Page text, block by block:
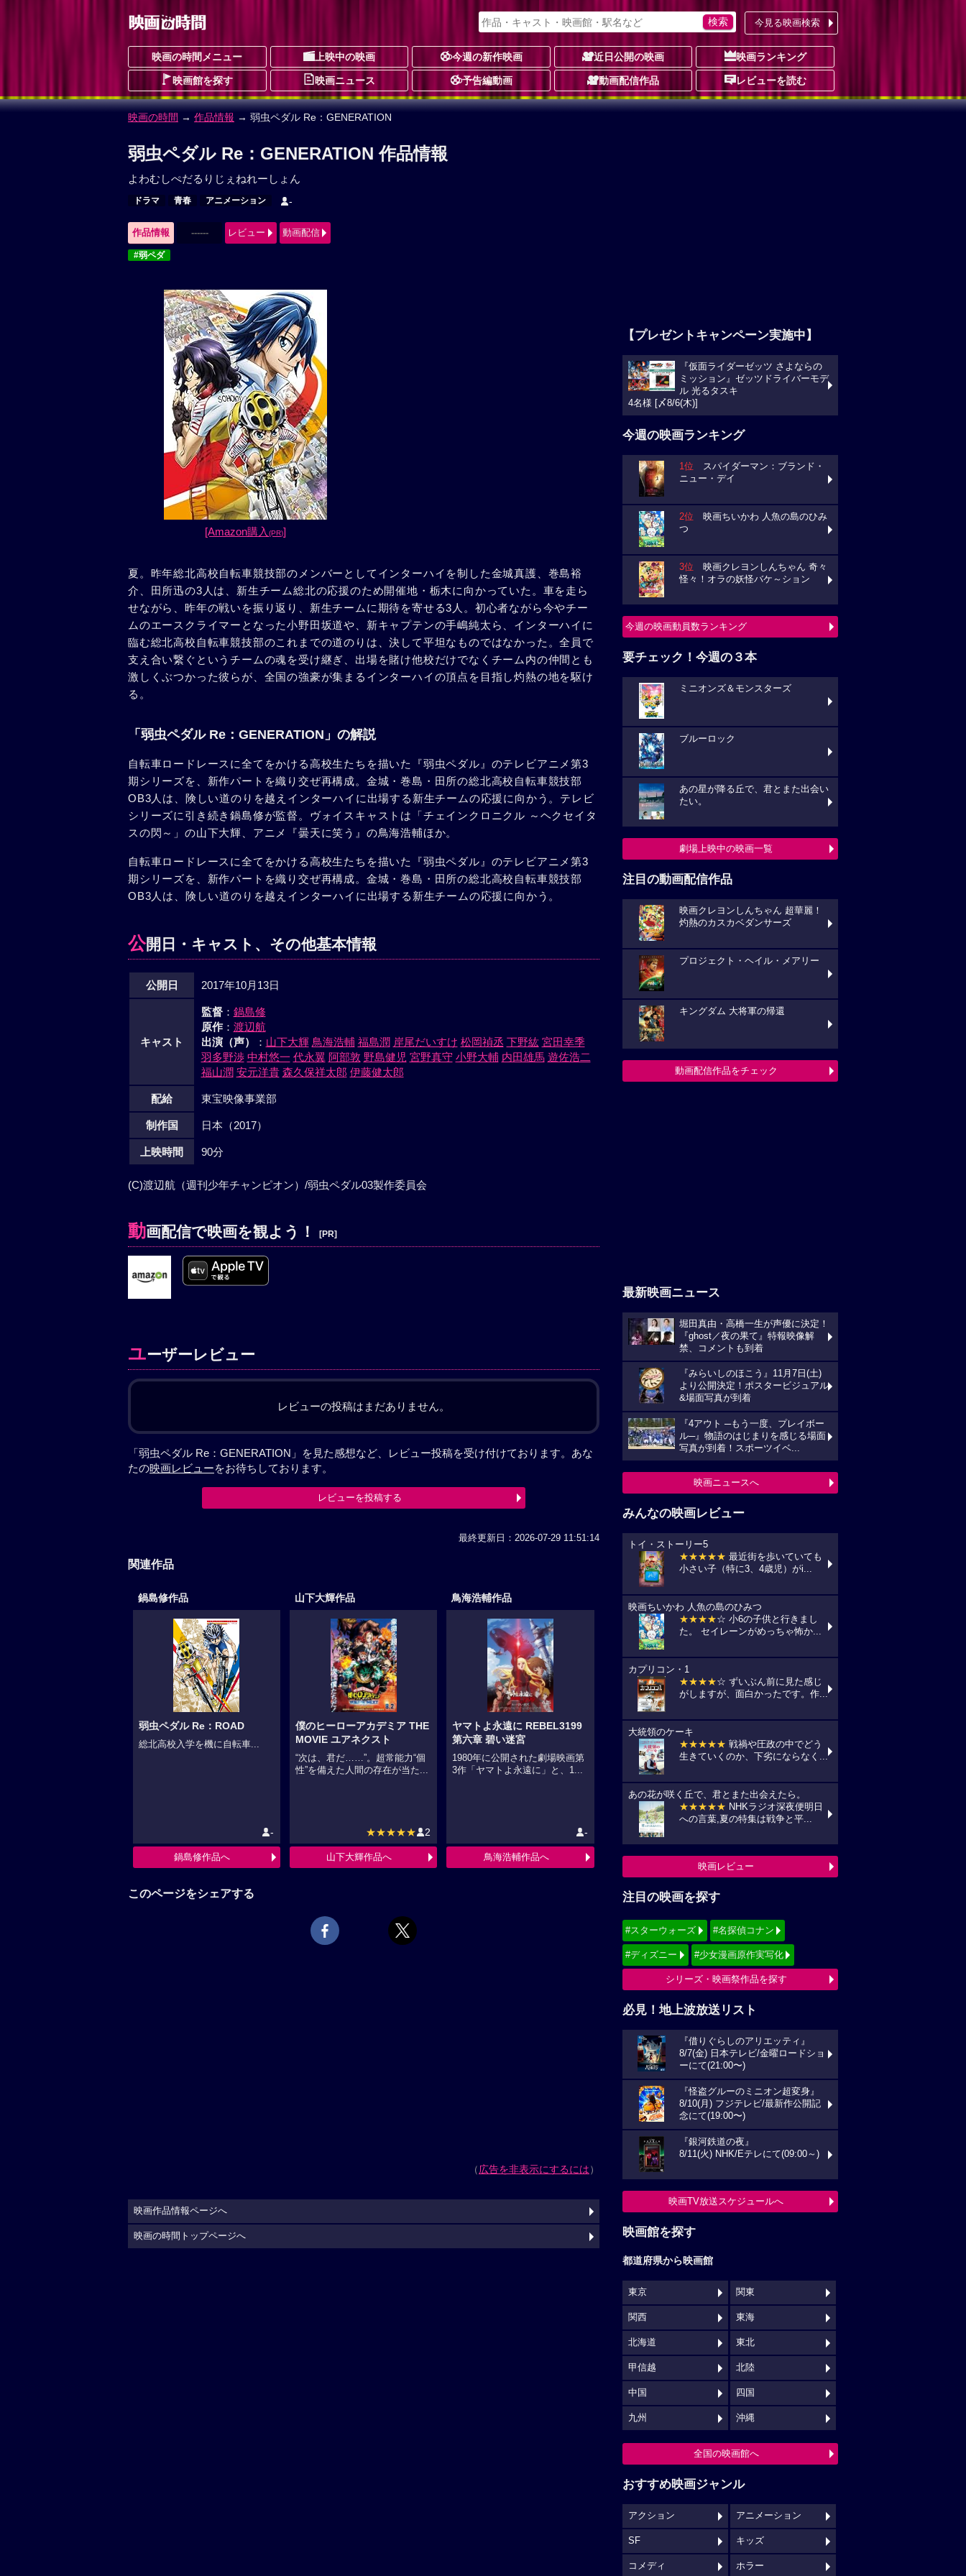
今見る映画検索
映画の時間メニュー 上映中の映画 今週の新作映画 近日公開の映画 映画ランキング
映画館を探す 映画ニュース 予告編動画 動画配信作品 レビューを読む
映画の時間 → 作品情報 → 弱虫ペダル Re：GENERATION
弱虫ペダル Re：GENERATION 作品情報
よわむしぺだるりじぇねれーしょん
ドラマ 青春 アニメーション -
作品情報 ------ レビュー 動画配信
#弱ペダ
[Amazon購入(PR)]
夏。昨年総北高校自転車競技部のメンバーとしてインターハイを制した金城真護、巻島裕
介、田所迅の3人は、新生チーム総北の応援のため開催地・栃木に向かっていた。車を走ら
せながら、昨年の戦いを振り返り、新生チームに期待を寄せる3人。初心者ながら今やチー
ムのエースクライマーとなった小野田坂道や、新キャプテンの手嶋純太ら、インターハイに
臨む総北高校自転車競技部のこれまでの道のりは、決して平坦なものではなかった。全員で
支え合い繋ぐというチームの魂を受け継ぎ、出場を賭け他校だけでなくチーム内の仲間とも
激しくぶつかった彼らが、全国の強豪が集まるインターハイの頂点を目指し灼熱の地を駆け
る。
「弱虫ペダル Re：GENERATION」の解説
自転車ロードレースに全てをかける高校生たちを描いた『弱虫ペダル』のテレビアニメ第3
期シリーズを、新作パートを織り交ぜ再構成。金城・巻島・田所の総北高校自転車競技部
OB3人は、険しい道のりを越えインターハイに出場する新生チームの応援に向かう。テレビ
シリーズに引き続き鍋島修が監督。ヴォイスキャストは「チェインクロニクル ～ヘクセイタ
スの閃～」の山下大輝、アニメ『曇天に笑う』の鳥海浩輔ほか。
自転車ロードレースに全てをかける高校生たちを描いた『弱虫ペダル』のテレビアニメ第3
期シリーズを、新作パートを織り交ぜ再構成。金城・巻島・田所の総北高校自転車競技部
OB3人は、険しい道のりを越えインターハイに出場する新生チームの応援に向かう。
公開日・キャスト、その他基本情報
公開日 2017年10月13日
キャスト
監督： 鍋島修
原作： 渡辺航
出演（声）
： 山下大輝 鳥海浩輔 福島潤 岸尾だいすけ 松岡禎丞 下野紘 宮田幸季
羽多野渉 中村悠一 代永翼 阿部敦 野島健児 宮野真守 小野大輔 内田雄馬 遊佐浩二
福山潤 安元洋貴 森久保祥太郎 伊藤健太郎
配給 東宝映像事業部
制作国 日本（2017）
上映時間 90分
(C)渡辺航（週刊少年チャンピオン）/弱虫ペダル03製作委員会
動画配信で映画を観よう！ [PR]
ユーザーレビュー
レビューの投稿はまだありません。
「弱虫ペダル Re：GENERATION」を見た感想など、レビュー投稿を受け付けております。あな
たの映画レビューをお待ちしております。
レビューを投稿する
最終更新日：2026-07-29 11:51:14
関連作品
鍋島修作品
弱虫ペダル Re：ROAD
総北高校入学を機に自転車...
-
鍋島修作品へ
山下大輝作品
僕のヒーローアカデミア THE
MOVIE ユアネクスト
“次は、君だ……”。超常能力“個
性”を備えた人間の存在が当た...
★★★★★ 2
山下大輝作品へ
鳥海浩輔作品
ヤマトよ永遠に REBEL3199
第六章 碧い迷宮
1980年に公開された劇場映画第
3作「ヤマトよ永遠に」と、1...
-
鳥海浩輔作品へ
このページをシェアする
（広告を非表示にするには）
【プレゼントキャンペーン実施中】
『仮面ライダーゼッツ さよならの
ミッション』ゼッツドライバーモデ
ル 光るタスキ
4名様 [〆8/6(木)]
今週の映画ランキング
1位 スパイダーマン：ブランド・
ニュー・デイ
2位 映画ちいかわ 人魚の島のひみ
つ
3位 映画クレヨンしんちゃん 奇々
怪々！オラの妖怪バケ～ション
今週の映画動員数ランキング
要チェック！今週の３本
ミニオンズ＆モンスターズ
ブルーロック
あの星が降る丘で、君とまた出会い
たい。
劇場上映中の映画一覧
注目の動画配信作品
映画クレヨンしんちゃん 超華麗！
灼熱のカスカベダンサーズ
プロジェクト・ヘイル・メアリー
キングダム 大将軍の帰還
動画配信作品をチェック
最新映画ニュース
堀田真由・高橋一生が声優に決定！
『ghost／夜の果て』特報映像解
禁、コメントも到着
『みらいしのほこう』11月7日(土)
より公開決定！ポスタービジュアル
&場面写真が到着
『4アウト ─もう一度、プレイボー
ル─』物語のはじまりを感じる場面
写真が到着！スポーツイベ...
映画ニュースへ
みんなの映画レビュー
トイ・ストーリー5
★★★★★ 最近街を歩いていても
小さい子（特に3、4歳児）がi...
映画ちいかわ 人魚の島のひみつ
★★★★☆ 小6の子供と行きまし
た。 セイレーンがめっちゃ怖か...
カプリコン・1
★★★★☆ ずいぶん前に見た感じ
がしますが、面白かったです。作...
大統領のケーキ
★★★★★ 戦禍や圧政の中でどう
生きていくのか、下劣にならなく...
あの花が咲く丘で、君とまた出会えたら。
★★★★★ NHKラジオ深夜便明日
への言葉,夏の特集は戦争と平...
映画レビュー
注目の映画を探す
#スターウォーズ #名探偵コナン
#ディズニー #少女漫画原作実写化
シリーズ・映画祭作品を探す
必見！地上波放送リスト
『借りぐらしのアリエッティ』
8/7(金) 日本テレビ/金曜ロードショ
ーにて(21:00〜)
『怪盗グルーのミニオン超変身』
8/10(月) フジテレビ/最新作公開記
念にて(19:00〜)
『銀河鉄道の夜』
8/11(火) NHK/Eテレにて(09:00～)
映画TV放送スケジュールへ
映画館を探す
都道府県から映画館
東京 関東
関西 東海
北海道 東北
甲信越 北陸
中国 四国
九州 沖縄
全国の映画館へ
おすすめ映画ジャンル
アクション アニメーション
SF キッズ
コメディ ホラー
映画作品情報ページへ
映画の時間トップページへ